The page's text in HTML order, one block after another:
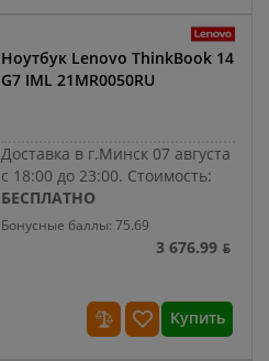
Ноутбук Lenovo ThinkBook 14
G7 IML 21MR0050RU
Доставка в г.Минск 07 августа
с 18:00 до 23:00. Стоимость:
БЕСПЛАТНО
Бонусные баллы: 75.69
3 676.99 ƃ
Купить